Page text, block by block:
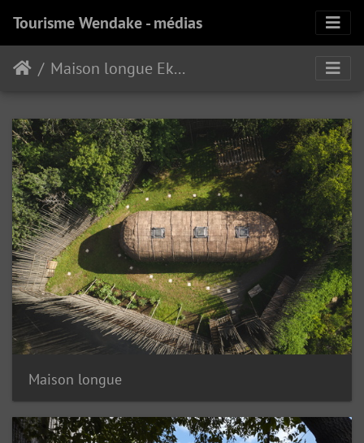
Tourisme Wendake - médias
Maison longue Ekionkiestha'Musée huron--wendat
Maison longue